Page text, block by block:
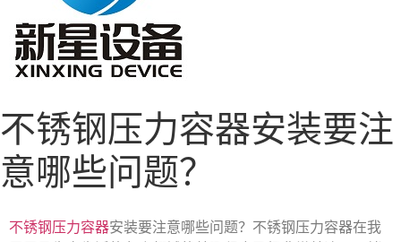
不锈钢压力容器安装要注
意哪些问题？
不锈钢压力容器安装要注意哪些问题？不锈钢压力容器在我